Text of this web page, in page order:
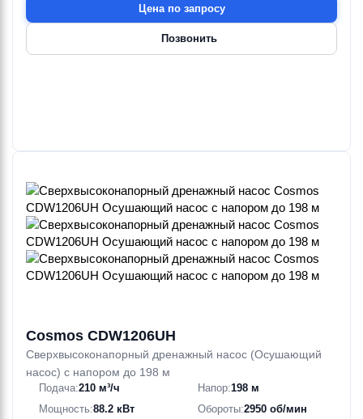
Цена по запросу
Позвонить
Cosmos CDW1206UH
Сверхвысоконапорный дренажный насос (Осушающий
насос) с напором до 198 м
Подача:210 м³/ч Напор:198 м
Мощность:88.2 кВт Обороты:2950 об/мин